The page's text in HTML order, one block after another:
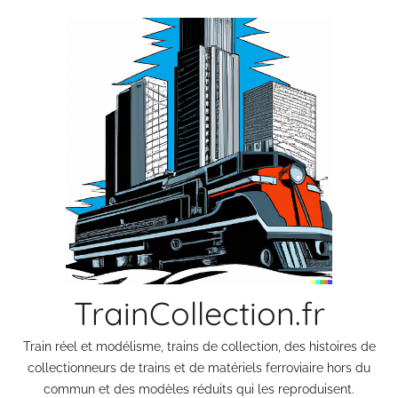
TrainCollection.fr
Train réel et modélisme, trains de collection, des histoires de
collectionneurs de trains et de matériels ferroviaire hors du
commun et des modèles réduits qui les reproduisent.